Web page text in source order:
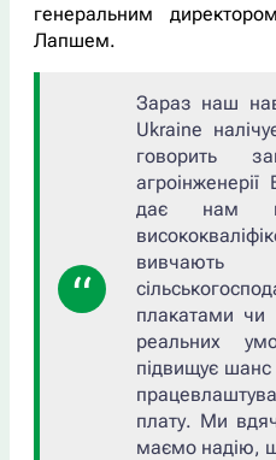
генеральним
Лапшем.
Зараз наш
Ukraine
говорить
дає нам
плакатами чи
реальних
підвищує
плату. Ми
маємо надію,